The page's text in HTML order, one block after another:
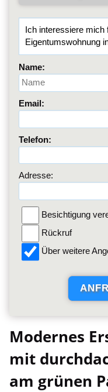
Name:
Email:
Telefon:
Adresse:
Besichtigung
Rückruf
Über weitere
Modernes
mit
am grünen